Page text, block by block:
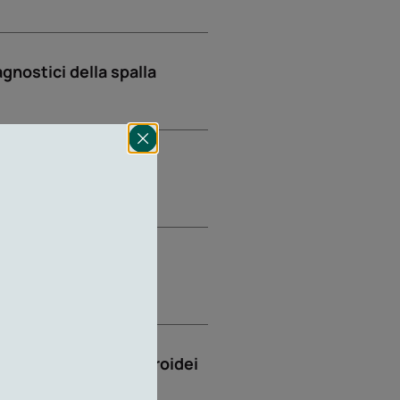
della spalla
dei nodi tiroidei